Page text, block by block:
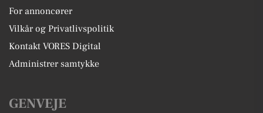
For annoncører
Vilkår og Privatlivspolitik
Kontakt VORES Digital
Administrer samtykke
GENVEJE